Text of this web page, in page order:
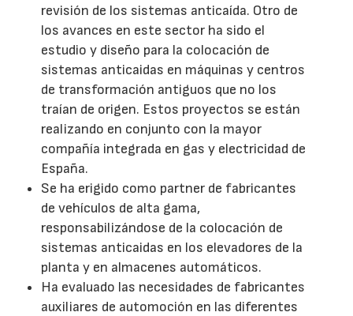
revisión de los sistemas anticaída. Otro de
los avances en este sector ha sido el
estudio y diseño para la colocación de
sistemas anticaidas en máquinas y centros
de transformación antiguos que no los
traían de origen. Estos proyectos se están
realizando en conjunto con la mayor
compañía integrada en gas y electricidad de
España.
Se ha erigido como partner de fabricantes
de vehículos de alta gama,
responsabilizándose de la colocación de
sistemas anticaidas en los elevadores de la
planta y en almacenes automáticos.
Ha evaluado las necesidades de fabricantes
auxiliares de automoción en las diferentes